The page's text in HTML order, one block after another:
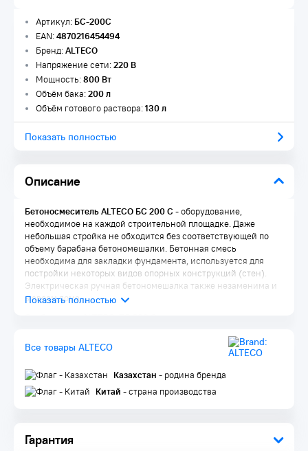
Описание
Гарантия
Артикул:БС-200С
EAN:4870216454494
Бренд:ALTECO
Напряжение сети:220 В
Мощность:800 Вт
Объём бака:200 л
Объём готового раствора:130 л
Показать полностью
Бетоносмеситель ALTECO БС 200 С- оборудование,
необходимое на каждой строительной площадке. Даже
небольшая стройка не обходится без соответствующей по
объему барабана бетономешалки. Бетонная смесь
необходима для закладки фундамента, используется для
постройки некоторых видов опорных конструкций (стен).
Электрическая ручная бетономешалка также незаменима и
в своем доме.
Оснащен сетевым разъемом 1.8 м
Длительный срок службы
Удобная система опрокидывания
Увеличенная толщина металла горизонтальных пластин
Все товары ALTECO
Казахстан - родина бренда
Китай - страна производства